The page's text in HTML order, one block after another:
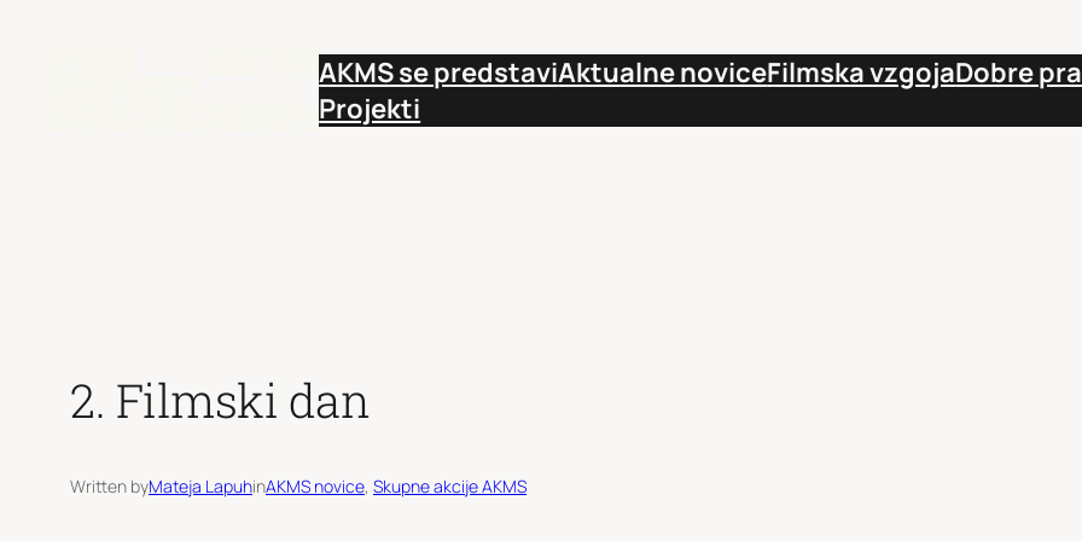
AKMS se predstaviAktualne noviceFilmska vzgojaDobre
Projekti
2. Filmski dan
Written byMateja LapuhinAKMS novice, Skupne akcije AKMS